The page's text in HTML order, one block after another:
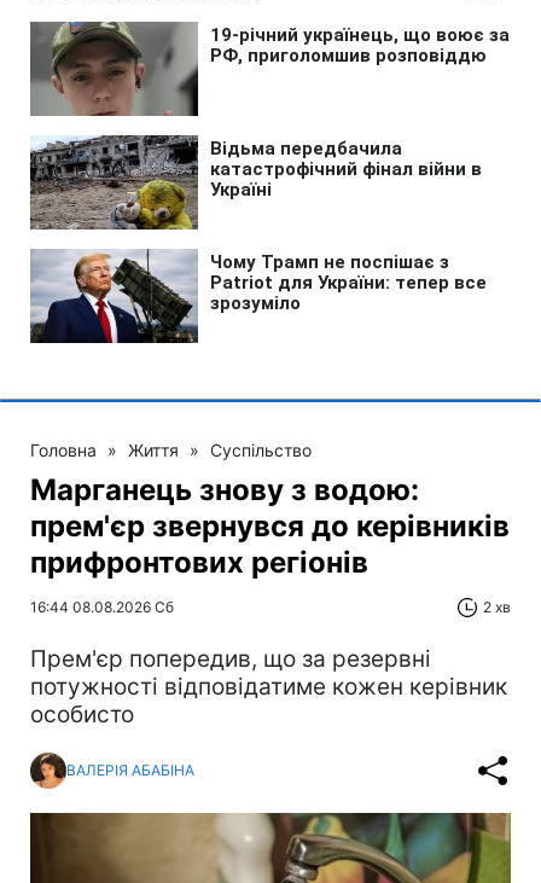
Головна » Життя » Суспільство
Марганець знову з водою:
прем'єр звернувся до керівників
прифронтових регіонів
16:44 08.08.2026 Сб 2 хв
Прем'єр попередив, що за резервні
потужності відповідатиме кожен керівник
особисто
ВАЛЕРІЯ АБАБІНА